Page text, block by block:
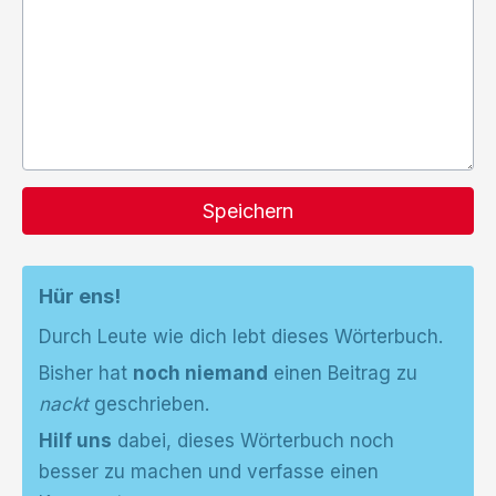
Speichern
Hür ens!
Durch Leute wie dich lebt dieses Wörterbuch.
Bisher hat noch niemand einen Beitrag zu
nacktgeschrieben.
Hilf uns dabei, dieses Wörterbuch noch
besser zu machen und verfasse einen